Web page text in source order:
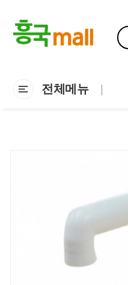
전체메뉴